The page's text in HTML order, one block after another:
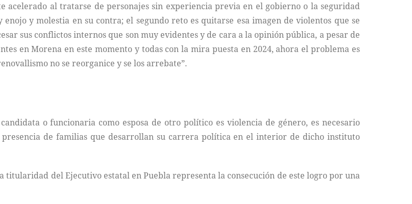
acelerado al tratarse de personajes sin experiencia previa en el gobierno o la seguridad
y molestia en su contra; el segundo reto es quitarse esa imagen de violentos que se
sus conflictos internos que son muy evidentes y de cara a la opinión pública, a pesar de
en Morena en este momento y todas con la mira puesta en 2024, ahora el problema es
no se reorganice y se los arrebate”.
o funcionaria como esposa de otro político es violencia de género, es necesario
de familias que desarrollan su carrera política en el interior de dicho instituto
del Ejecutivo estatal en Puebla representa la consecución de este logro por una